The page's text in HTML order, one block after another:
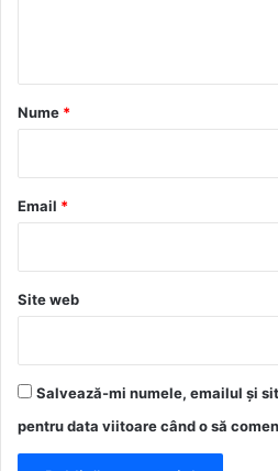
r
*
Nume *
Email *
Site web
Salvează-mi numele, emailul și
pentru data viitoare când o să